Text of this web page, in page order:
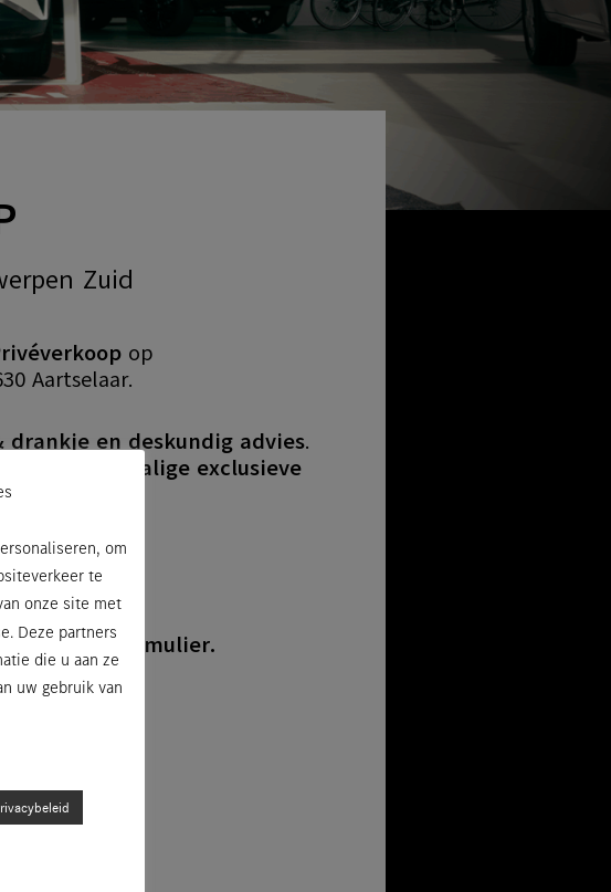
Zuid
op
Aartselaar.
drankje en deskundig advies.
een
eenmalige exclusieve
aanbod.
.
formulier.
om
te
onze site met
Deze partners
die u aan ze
uw gebruik van